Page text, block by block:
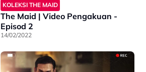
KOLEKSI THE MAID
The Maid | Video Pengakuan -
Episod 2
14/02/2022